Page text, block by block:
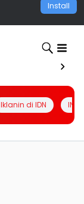
Install
Iklanin di IDN